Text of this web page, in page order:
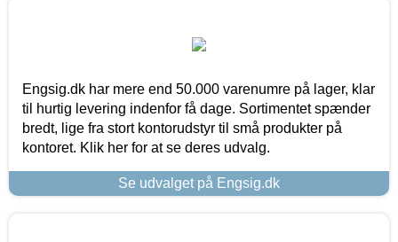
Engsig.dk har mere end 50.000 varenumre på lager, klar
til hurtig levering indenfor få dage. Sortimentet spænder
bredt, lige fra stort kontorudstyr til små produkter på
kontoret. Klik her for at se deres udvalg.
Se udvalget på Engsig.dk